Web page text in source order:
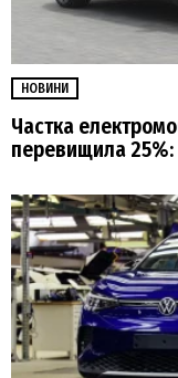
НОВИНИ
Частка
перевищила 25%: